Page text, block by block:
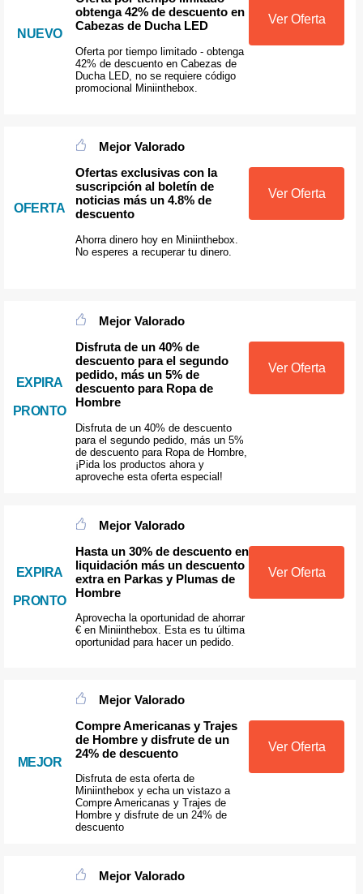
NUEVO
obtenga 42% de descuento en
Cabezas de Ducha LED
Oferta por tiempo limitado - obtenga
42% de descuento en Cabezas de
Ducha LED, no se requiere código
promocional Miniinthebox.
Ver Oferta
OFERTA
Mejor Valorado
Ofertas exclusivas con la
suscripción al boletín de
noticias más un 4.8% de
descuento
Ahorra dinero hoy en Miniinthebox.
No esperes a recuperar tu dinero.
Ver Oferta
EXPIRA
PRONTO
Mejor Valorado
Disfruta de un 40% de
descuento para el segundo
pedido, más un 5% de
descuento para Ropa de
Hombre
Disfruta de un 40% de descuento
para el segundo pedido, más un 5%
de descuento para Ropa de Hombre,
¡Pida los productos ahora y
aproveche esta oferta especial!
Ver Oferta
EXPIRA
PRONTO
Mejor Valorado
Hasta un 30% de descuento en
liquidación más un descuento
extra en Parkas y Plumas de
Hombre
Aprovecha la oportunidad de ahorrar
€ en Miniinthebox. Esta es tu última
oportunidad para hacer un pedido.
Ver Oferta
MEJOR
Mejor Valorado
Compre Americanas y Trajes
de Hombre y disfrute de un
24% de descuento
Disfruta de esta oferta de
Miniinthebox y echa un vistazo a
Compre Americanas y Trajes de
Hombre y disfrute de un 24% de
descuento
Ver Oferta
Mejor Valorado